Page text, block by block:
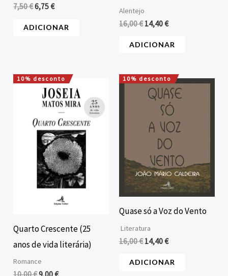
7,50€6,75€
ADICIONAR
Alentejo
16,00€ 14,40€
ADICIONAR
10% desconto
Quarto Crescente (25
anos de vida literária)
Romance
O
preço
original
10,00 €.
O
preço
atual
é:
9,00 €.
10% desconto
Quase só a Voz do Vento
Literatura
16,00€
O
preço
original
16,00 €.
14,40€
O
preço
atual
é:
14,40 €.
ADICIONAR